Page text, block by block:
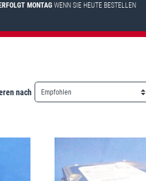
MONTAG WENN SIE HEUTE BESTELLEN